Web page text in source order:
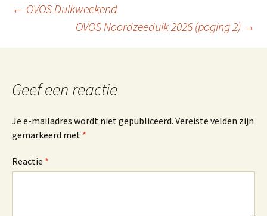
Berichtnavigatie
← OVOS Duikweekend
OVOS Noordzeeduik 2026 (poging 2) →
Geef een reactie
Je e-mailadres wordt niet gepubliceerd. Vereiste velden zijn
gemarkeerd met *
Reactie *